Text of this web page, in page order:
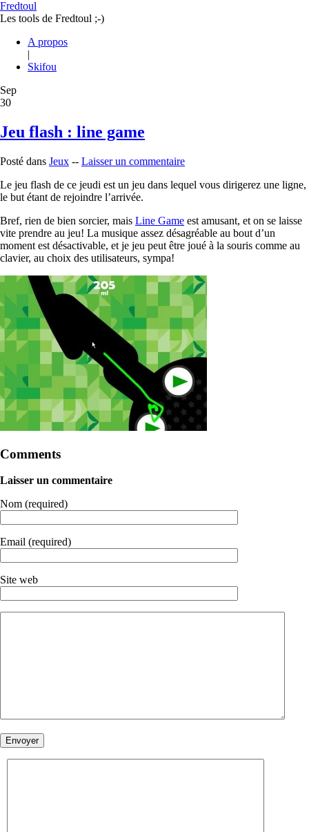
Fredtoul
Les tools de Fredtoul ;-)
A propos
|
Skifou
Sep
30
Jeu flash : line game
Posté dans Jeux -- Laisser un commentaire
Le jeu flash de ce jeudi est un jeu dans lequel vous dirigerez une ligne,
le but étant de rejoindre l’arrivée.
Bref, rien de bien sorcier, mais Line Game est amusant, et on se laisse
vite prendre au jeu! La musique assez désagréable au bout d’un
moment est désactivable, et je jeu peut être joué à la souris comme au
clavier, au choix des utilisateurs, sympa!
Comments
Laisser un commentaire
Nom (required)
Email (required)
Site web